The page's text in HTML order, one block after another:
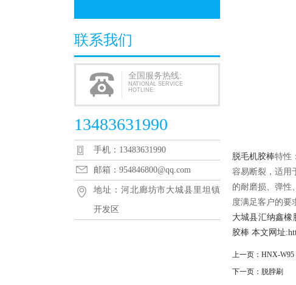
联系我们
全国服务热线:
NATIONAL SERVICE
HOTLINE:
13483631990
手机：13483631990
邮箱：954846800@qq.com
地址：河北廊坊市大城县里坦镇
开发区
脱毛机胶棒特性
容易断裂，适用
的耐磨损、弹性
度满足客户的要
大城县汇纳鑫橡
胶棒 本文网址:
上一页： HNX-W95
下一页： 脱脖刷